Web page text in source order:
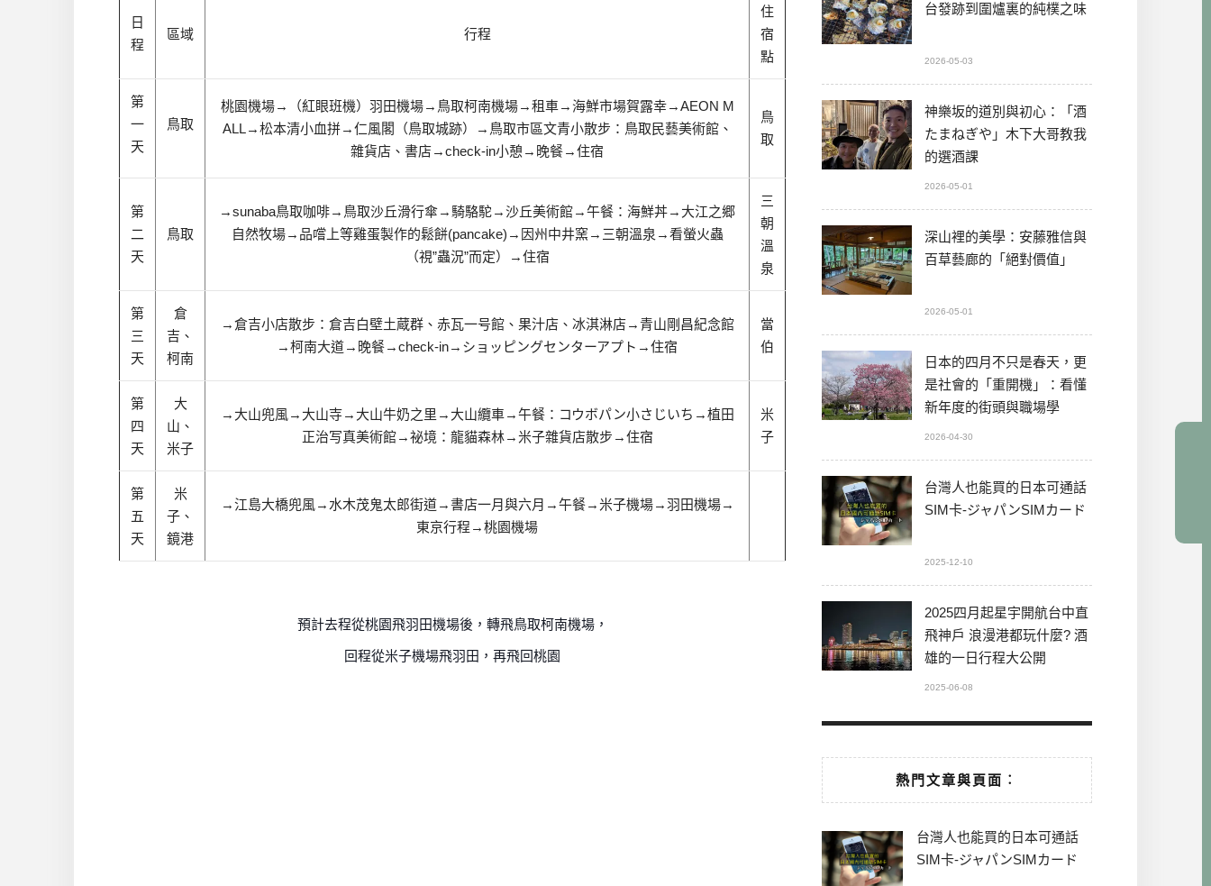
日
程
區域 行程
住
宿
點
第
一
天
鳥取
桃園機場→（紅眼班機）羽田機場→鳥取柯南機場→租車→海鮮市場賀露幸→AEON M
ALL→松本清小血拼→仁風閣（鳥取城跡） → 鳥取市區文青小散步：鳥取民藝美術館、
雜貨店、書店→check-in小憩 →晚餐→住宿
鳥
取
第
二
天
鳥取
→sunaba鳥取咖啡→ 鳥取沙丘滑行傘→騎駱駝→沙丘美術館→午餐：海鮮丼→大江之郷
自然牧場→品嚐上等雞蛋製作的鬆餅(pancake) →因州中井窯 → 三朝溫泉 →看螢火蟲
（視”蟲況”而定）
→住宿
三
朝
溫
泉
第
三
天
倉
吉、
柯南
→倉吉小店散步：倉吉白壁土蔵群、赤瓦一号館、果汁店、冰淇淋店→青山剛昌紀念館
→柯南大道→晚餐→check-in→ ショッピングセンターアプト →住宿
當
伯
第
四
天
大
山、
米子
→大山兜風→ 大山寺→大山牛奶之里 →大山纜車→午餐：コウボパン小さじいち →植田
正治写真美術館→祕境：龍貓森林→米子雜貨店散步 →住宿
米
子
第
五
天
米
子、
鏡港
→江島大橋兜風→ 水木茂鬼太郎街道→書店一月與六月 →午餐→米子機場→羽田機場→
東京行程 →桃園機場
預計去程從桃園飛羽田機場後，轉飛鳥取柯南機場，
回程從米子機場飛羽田，再飛回桃園
台發跡到圍爐裏的純樸之味
2026-05-03
神樂坂的道別與初心：「酒
たまねぎや」木下大哥教我
的選酒課
2026-05-01
深山裡的美學：安藤雅信與
百草藝廊的「絕對價值」
2026-05-01
日本的四月不只是春天，更
是社會的「重開機」：看懂
新年度的街頭與職場學
2026-04-30
台灣人也能買的日本可通話
SIM卡-ジャパンSIMカード
2025-12-10
2025四月起星宇開航台中直
飛神戶 浪漫港都玩什麼? 酒
雄的一日行程大公開
2025-06-08
熱門文章與頁面︰
台灣人也能買的日本可通話
SIM卡-ジャパンSIMカード